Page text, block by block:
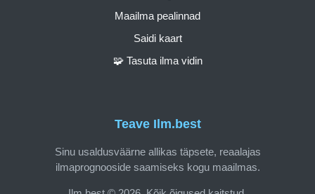
Teave Ilm.best
Sinu usaldusväärne allikas täpsete, reaalajas
ilmaprognooside saamiseks kogu maailmas.
Maailma pealinnad
Saidi kaart
🧩 Tasuta ilma vidin